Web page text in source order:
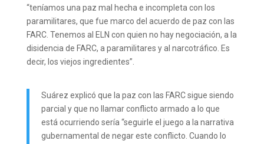
“teníamos una paz mal hecha e incompleta con los
paramilitares, que fue marco del acuerdo de paz con las
FARC. Tenemos al ELN con quien no hay negociación, a la
disidencia de FARC, a paramilitares y al narcotráfico. Es
decir, los viejos ingredientes”.
Suárez explicó que la paz con las FARC sigue siendo
parcial y que no llamar conflicto armado a lo que
está ocurriendo sería “seguirle el juego a la narrativa
gubernamental de negar este conflicto. Cuando lo